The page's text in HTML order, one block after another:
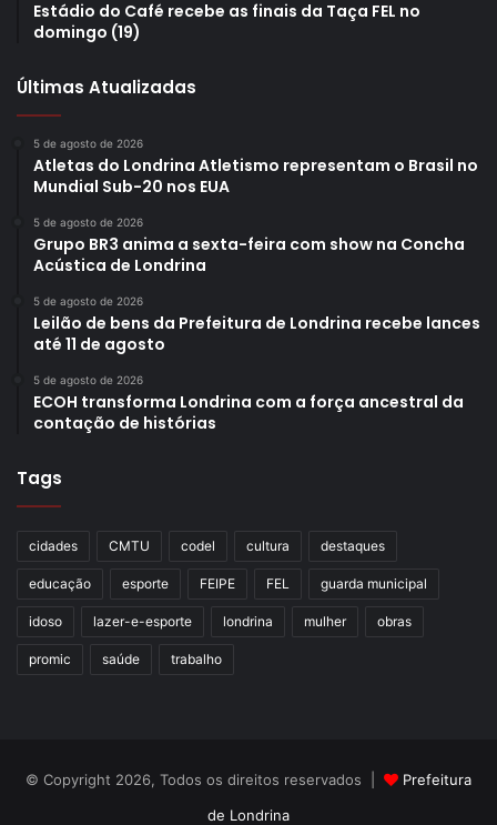
Estádio do Café recebe as finais da Taça FEL no
domingo (19)
Últimas Atualizadas
5 de agosto de 2026
Atletas do Londrina Atletismo representam o Brasil no
Mundial Sub-20 nos EUA
5 de agosto de 2026
Grupo BR3 anima a sexta-feira com show na Concha
Acústica de Londrina
5 de agosto de 2026
Leilão de bens da Prefeitura de Londrina recebe lances
até 11 de agosto
5 de agosto de 2026
ECOH transforma Londrina com a força ancestral da
contação de histórias
Tags
cidades CMTU codel cultura destaques
educação esporte FEIPE FEL guarda municipal
idoso lazer-e-esporte londrina mulher obras
promic saúde trabalho
© Copyright 2026, Todos os direitos reservados |
Prefeitura
de Londrina